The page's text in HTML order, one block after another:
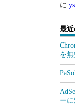
に
最
を
ー